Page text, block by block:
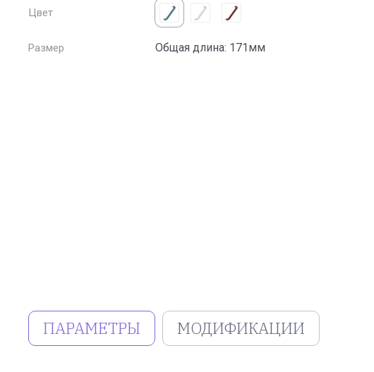
Цвет
Размер Общая длина: 171мм
ПАРАМЕТРЫ МОДИФИКАЦИИ